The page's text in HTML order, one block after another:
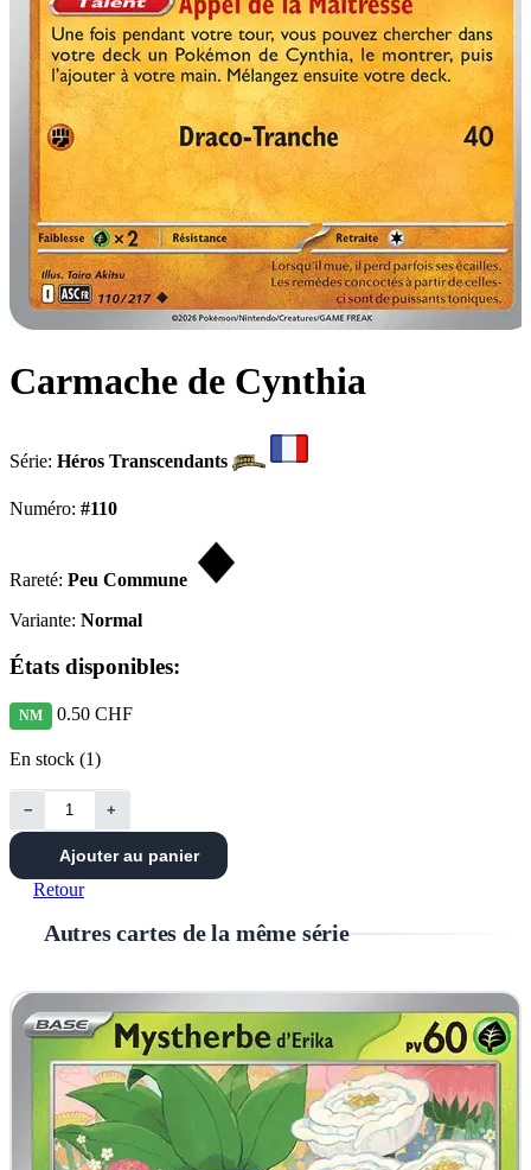
Carmache de Cynthia
Série: Héros Transcendants
Numéro: #110
Rareté: Peu Commune
Variante: Normal
États disponibles:
NM 0.50 CHF
En stock (1)
− +
Ajouter au panier
Retour
Autres cartes de la même série